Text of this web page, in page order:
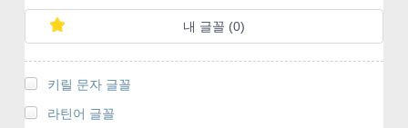
내 글꼴 (0)
키릴 문자 글꼴
라틴어 글꼴